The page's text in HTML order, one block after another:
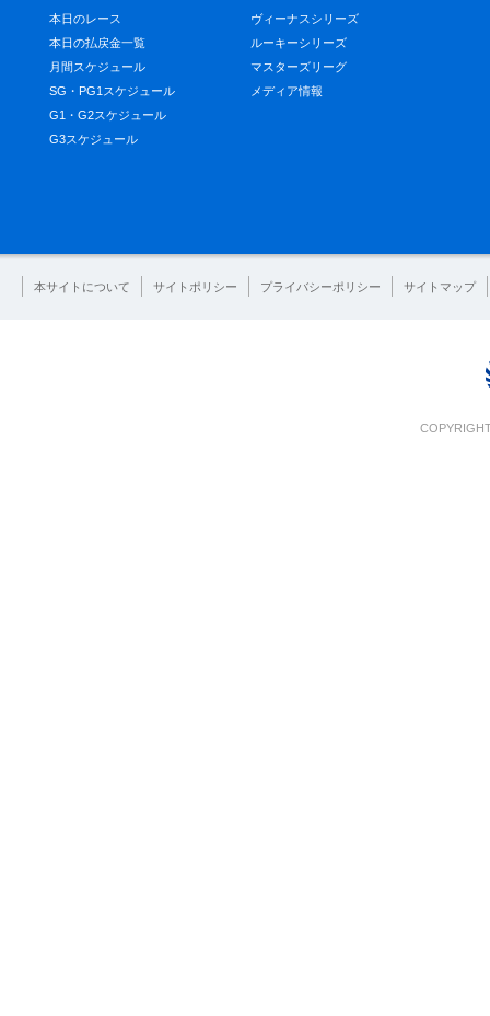
本日のレース
本日の払戻金一覧
月間スケジュール
SG・PG1スケジュール
G1・G2スケジュール
G3スケジュール
ヴィーナスシリーズ
ルーキーシリーズ
マスターズリーグ
メディア情報
本サイトについて サイトポリシー プライバシーポリシー サイトマップ